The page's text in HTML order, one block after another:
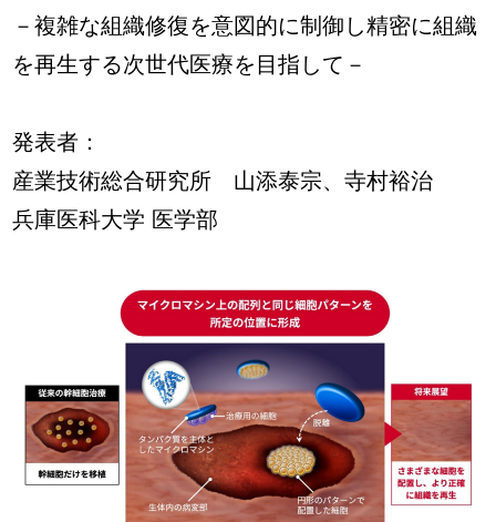
－複雑な組織修復を意図的に制御し精密に組織
を再生する次世代医療を目指して－
発表者：
産業技術総合研究所 山添泰宗、寺村裕治
兵庫医科大学 医学部